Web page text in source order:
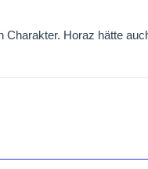
Horaz hätte